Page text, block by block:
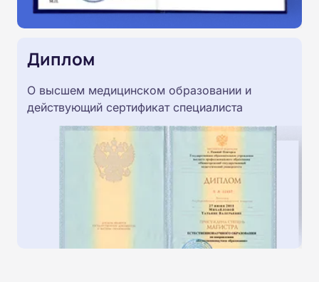
Диплом
О высшем медицинском образовании и
действующий сертификат специалиста